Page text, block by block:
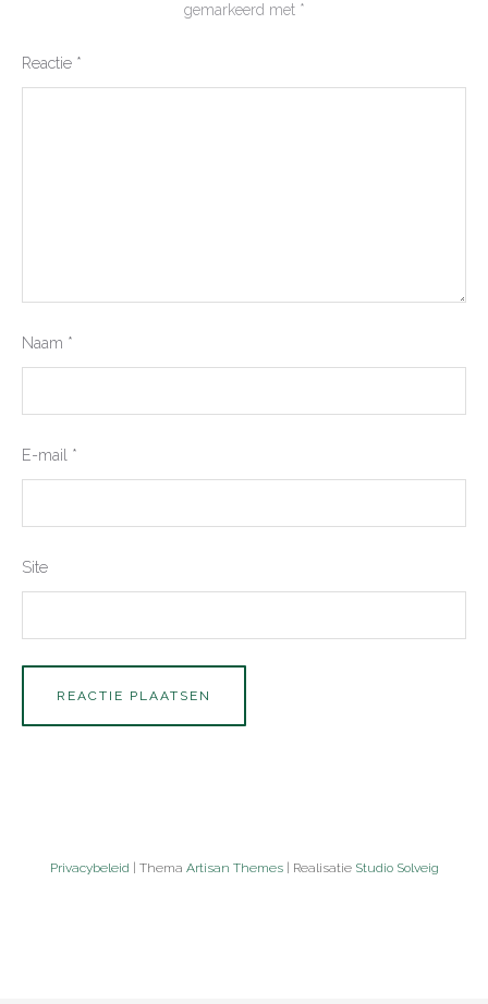
gemarkeerd met *
Reactie *
Naam *
E-mail *
Site
Privacybeleid | Thema Artisan Themes| Realisatie Studio Solveig